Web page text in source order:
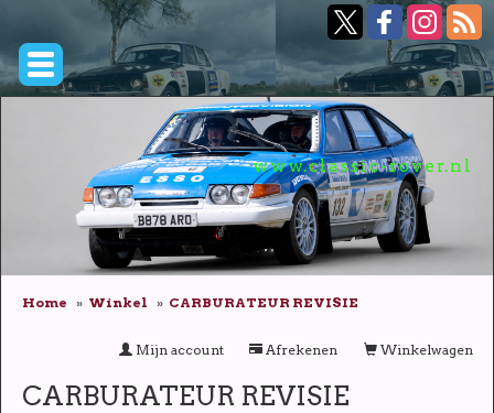
www.classic-rover.nl
Home Winkel CARBURATEUR REVISIE
Winkelwagen
Afrekenen
Mijn account
CARBURATEUR REVISIE